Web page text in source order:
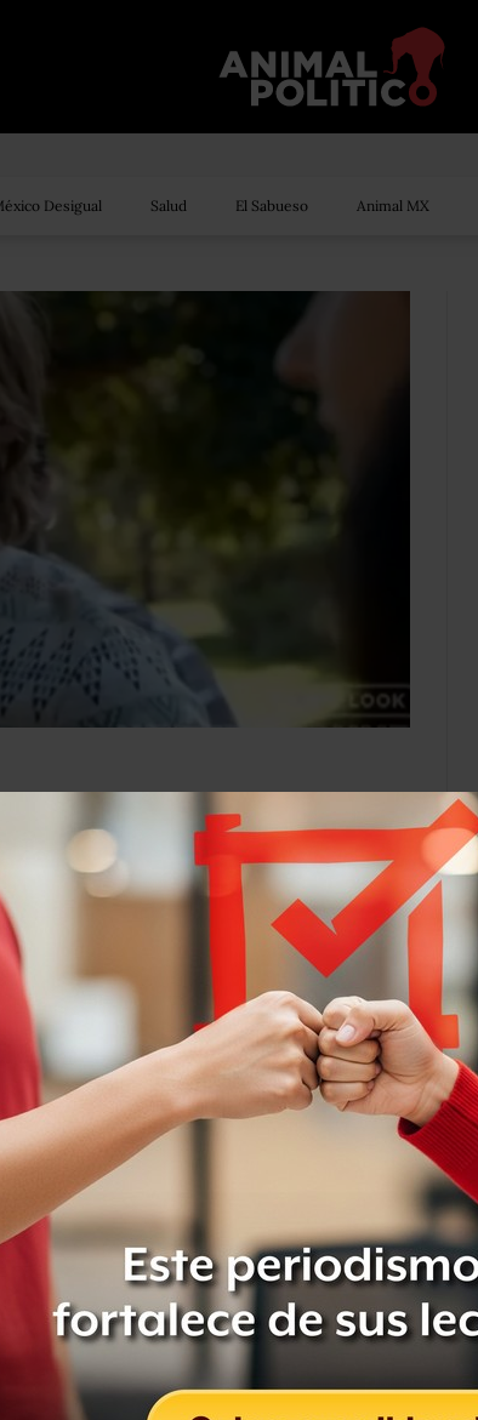
Desigual Salud El Sabueso Animal MX
sobre la vida
Dulce Ramos
@WikiRamos
Leer después
Compartir Leer después
OCULTAR COMENTARIOS